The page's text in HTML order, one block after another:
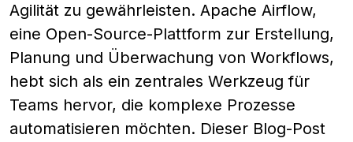
Agilität zu gewährleisten. Apache Airflow,
eine Open-Source-Plattform zur Erstellung,
Planung und Überwachung von Workflows,
hebt sich als ein zentrales Werkzeug für
Teams hervor, die komplexe Prozesse
automatisieren möchten. Dieser Blog-Post